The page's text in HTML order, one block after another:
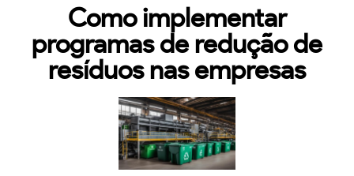
Como implementar
programas de redução de
resíduos nas empresas